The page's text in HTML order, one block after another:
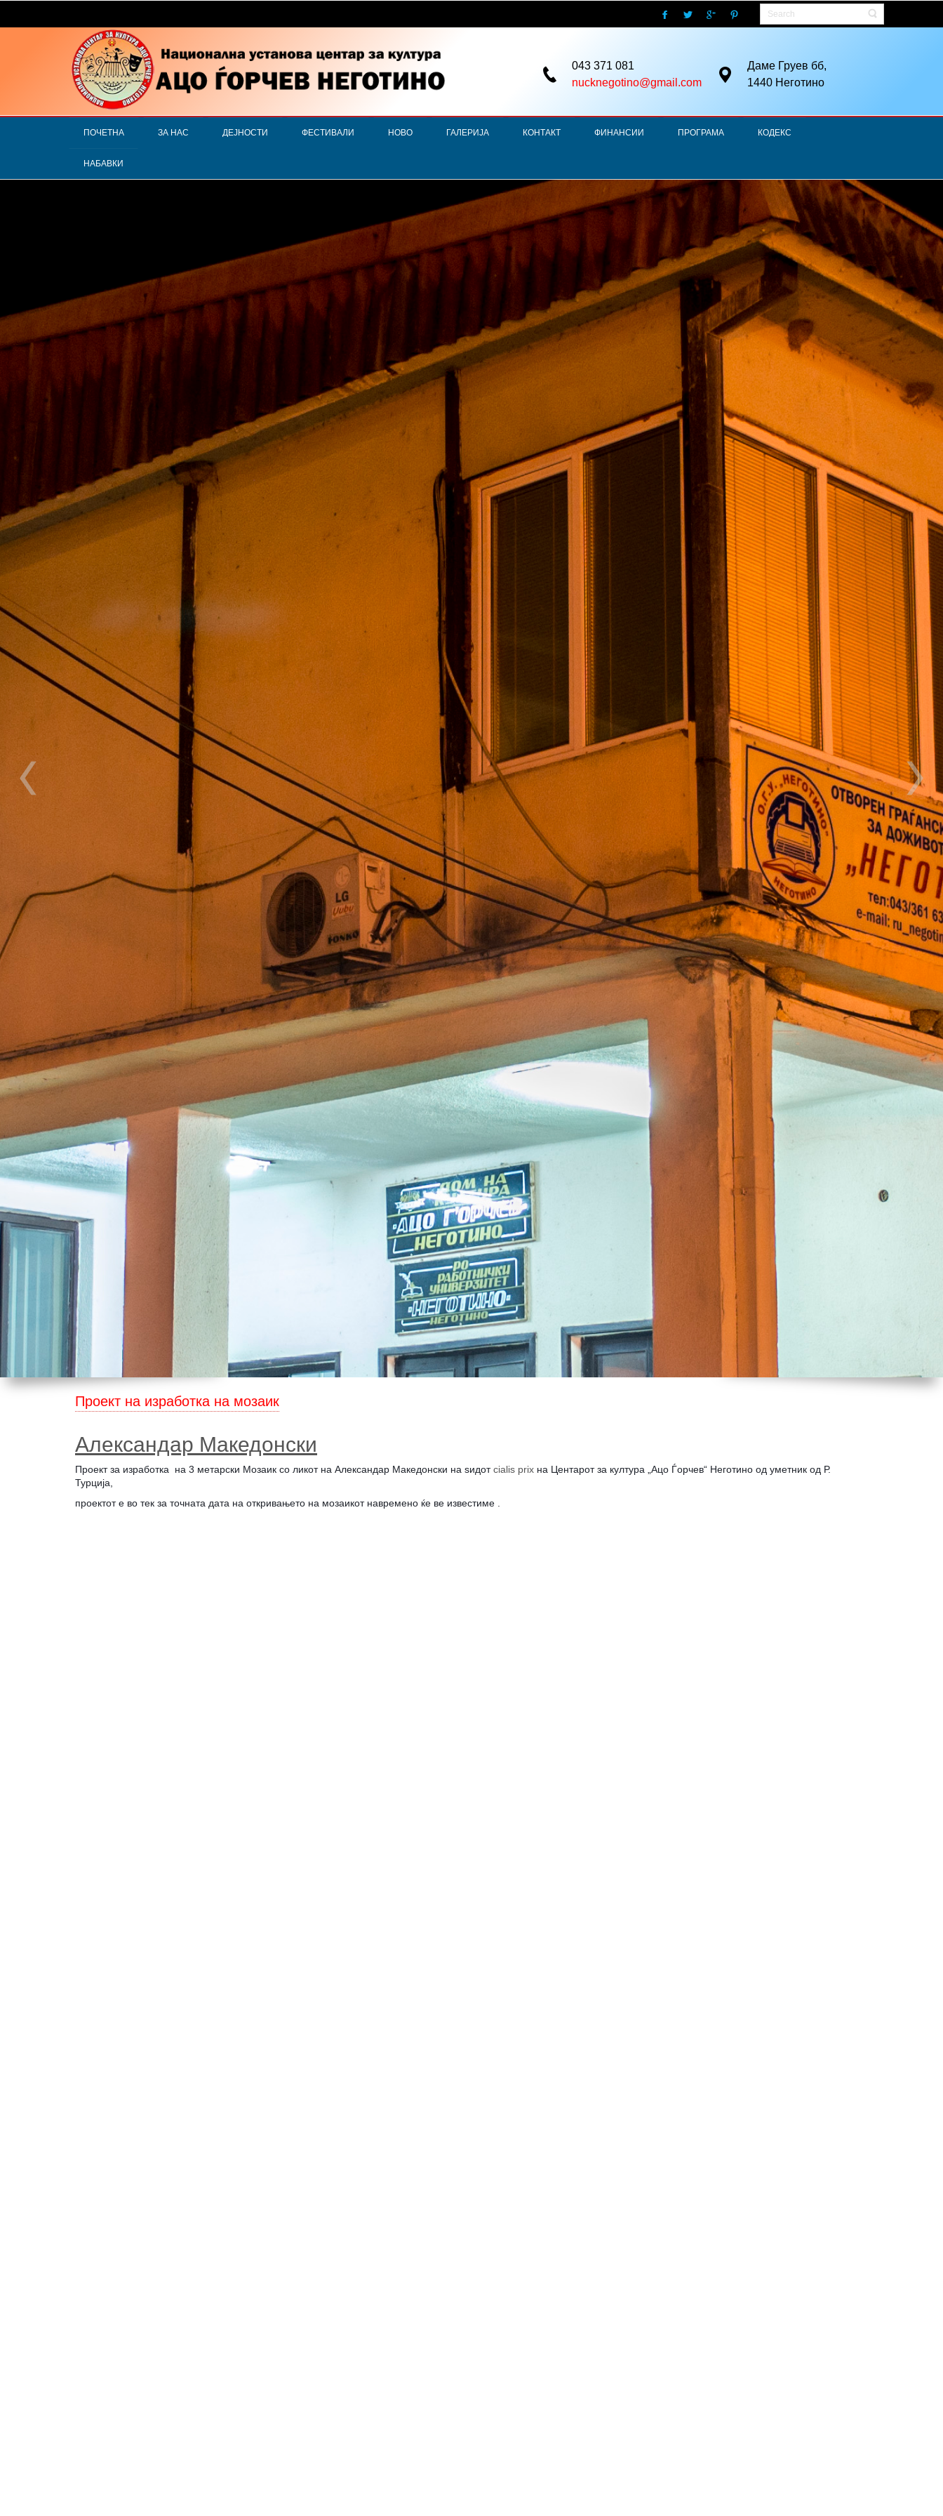
Даме Груев бб,
1440 Неготино
043 371 081
nucknegotino@gmail.com
ПОЧЕТНА ЗА НАС ДЕЈНОСТИ ФЕСТИВАЛИ НОВО ГАЛЕРИЈА КОНТАКТ ФИНАНСИИ ПРОГРАМА КОДЕКС
НАБАВКИ
Проект на изработка на мозаик
Aлександар Македонски
Проект за изработка на 3 метарски Мозаик со ликот на Александар Македонски на ѕидотcialis prix на Центарот за култура „Ацо Ѓорчев“ Неготино од уметник од Р.
Турција,
проектот е во тек за точната дата на откривањето на мозаикот навремено ќе ве известиме .